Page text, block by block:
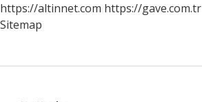
Arasindaki
https://altinnet.com https://gave.com.tr
Sitemap